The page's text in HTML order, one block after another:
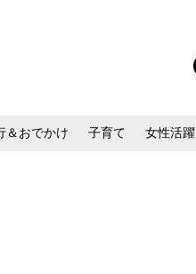
＆おでかけ 子育て 女性活躍